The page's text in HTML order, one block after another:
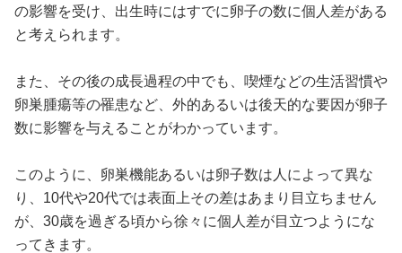
の影響を受け、出生時にはすでに卵子の数に個人差がある
と考えられます。
また、その後の成長過程の中でも、喫煙などの生活習慣や
卵巣腫瘍等の罹患など、外的あるいは後天的な要因が卵子
数に影響を与えることがわかっています。
このように、卵巣機能あるいは卵子数は人によって異な
り、10代や20代では表面上その差はあまり目立ちません
が、30歳を過ぎる頃から徐々に個人差が目立つようにな
ってきます。